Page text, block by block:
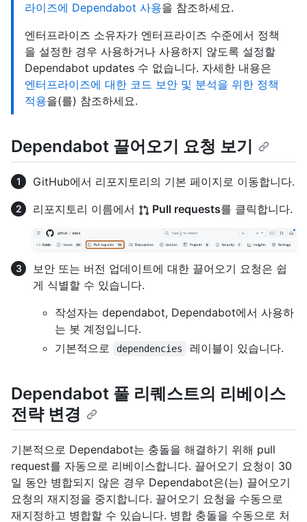
라이즈에 Dependabot 사용을 참조하세요.
엔터프라이즈 소유자가 엔터프라이즈 수준에서 정책
을 설정한 경우 사용하거나 사용하지 않도록 설정할
Dependabot updates 수 없습니다. 자세한 내용은
엔터프라이즈에 대한 코드 보안 및 분석을 위한 정책
적용을(를) 참조하세요.
Dependabot 끌어오기 요청 보기
GitHub에서 리포지토리의 기본 페이지로 이동합니다.
리포지토리 이름에서
Pull requests를 클릭합니다.
보안 또는 버전 업데이트에 대한 끌어오기 요청은 쉽
게 식별할 수 있습니다.
작성자는 dependabot, Dependabot에서 사용하
는 봇 계정입니다.
기본적으로
dependencies 레이블이 있습니다.
Dependabot 풀 리퀘스트의 리베이스
전략 변경
기본적으로 Dependabot는 충돌을 해결하기 위해 pull
request를 자동으로 리베이스합니다. 끌어오기 요청이 30
일 동안 병합되지 않은 경우 Dependabot은(는) 끌어오기
요청의 재지정을 중지합니다. 끌어오기 요청을 수동으로
재지정하고 병합할 수 있습니다. 병합 충돌을 수동으로 처